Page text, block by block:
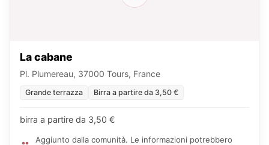
La cabane
Pl. Plumereau, 37000 Tours, France
Grande terrazza Birra a partire da 3,50 €
birra a partire da 3,50 €
Aggiunto dalla comunità. Le informazioni potrebbero